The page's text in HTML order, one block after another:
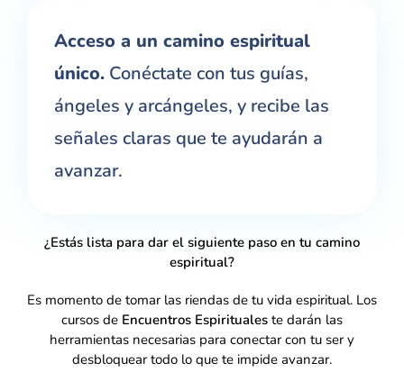
Acceso a un camino espiritual
único. Conéctate con tus guías,
ángeles y arcángeles, y recibe las
señales claras que te ayudarán a
avanzar.
¿Estás lista para dar el siguiente paso en tu camino
espiritual?
Es momento de tomar las riendas de tu vida espiritual. Los
cursos de Encuentros Espirituales te darán las
herramientas necesarias para conectar con tu ser y
desbloquear todo lo que te impide avanzar.